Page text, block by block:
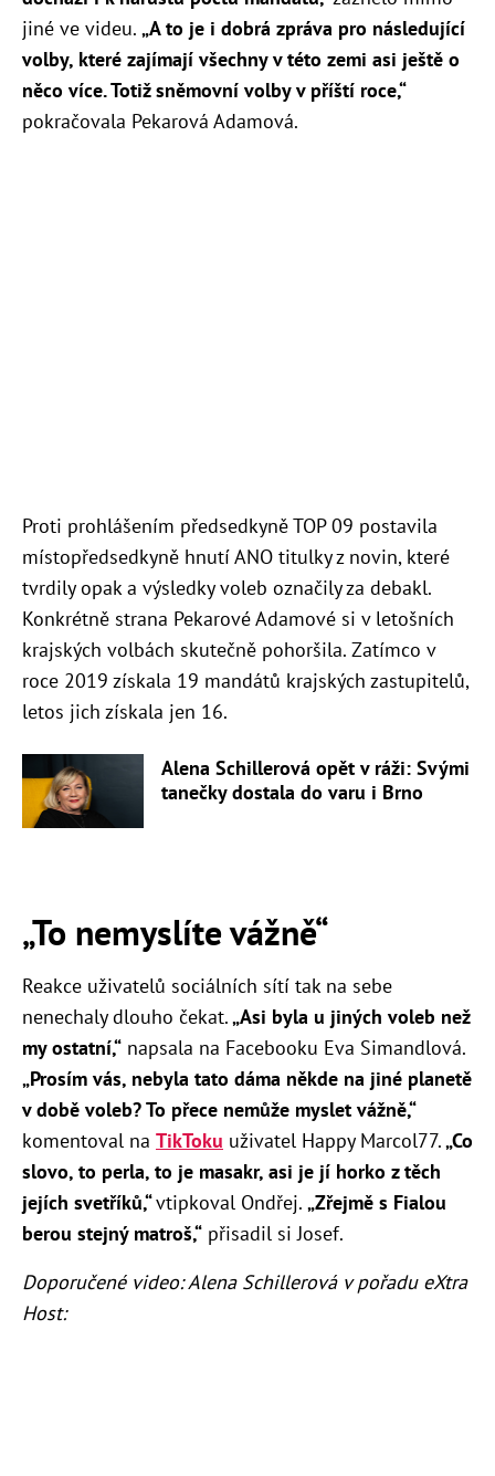
jiné ve videu. „A to je i dobrá zpráva pro následující
volby, které zajímají všechny v této zemi asi ještě o
něco více. Totiž sněmovní volby v příští roce,“
pokračovala Pekarová Adamová.
Proti prohlášením předsedkyně TOP 09 postavila
místopředsedkyně hnutí ANO titulky z novin, které
tvrdily opak a výsledky voleb označily za debakl.
Konkrétně strana Pekarové Adamové si v letošních
krajských volbách skutečně pohoršila. Zatímco v
roce 2019 získala 19 mandátů krajských zastupitelů,
letos jich získala jen 16.
Alena Schillerová opět v ráži: Svými
tanečky dostala do varu i Brno
„To nemyslíte vážně“
Reakce uživatelů sociálních sítí tak na sebe
nenechaly dlouho čekat.„Asi byla u jiných voleb než
my ostatní,“ napsala na Facebooku Eva Simandlová.
„Prosím vás, nebyla tato dáma někde na jiné planetě
v době voleb? To přece nemůže myslet vážně,“
komentoval na TikToku uživatel Happy Marcol77.„Co
slovo, to perla, to je masakr, asi je jí horko z těch
jejích svetříků,“vtipkoval Ondřej. „Zřejmě s Fialou
berou stejný matroš,“ přisadil si Josef.
Doporučené video: Alena Schillerová v pořadu eXtra
Host: